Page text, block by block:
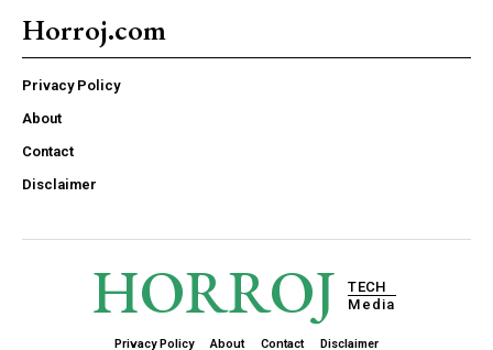
Horroj.com
Privacy Policy
About
Contact
Disclaimer
HORROJ
TECH
Media
Privacy Policy About Contact Disclaimer